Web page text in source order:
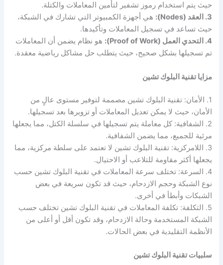
حيث يتم استخدام رموز تشفير لتأمين المعاملات والكتلة.
3. العقد (Nodes):
هي أجهزة الكمبيوتر التي تشارك في الشبكة،
حيث تساعد في تسجيل المعاملات وتأكيدها.
4. التحدي العمل (Proof of Work):
هو نظام يضمن أن المعاملات
تم تسجيلها بشكل صحيح، حيث يتطلب حل مشاكل رياضية معقدة.
مزايا تقنية البلوك تشين
1. الأمان: تقنية البلوك تشين مصممة لتوفير مستوى عالٍ من
الأمان، حيث لا يمكن تعديل المعاملات أو تزويرها بعد تسجيلها.
2. الشفافية: كل معاملة يتم تسجيلها في سلسلة الكتل، مما يجعلها
مرئية للجميع، مما يضمن الشفافية.
3. اللامركزية: تقنية البلوك تشين لا تعتمد على سلطة مركزية، مما
يجعلها أكثر مقاومة للتلاعب أو الاحتيال.
4. السرعة: تختلف سرعة المعاملات في تقنية البلوك تشين حسب
نوع الشبكة وحجم الازدحام، حيث قد تكون سريعة في بعض
الشبكات وأبطأ في أخرى.
5. التكلفة: تكلفة المعاملات في تقنية البلوك تشين تختلف حسب
الشبكة المستخدمة وحالة الازدحام، وقد تكون أقل أو أعلى من
الأنظمة التقليدية في بعض الحالات.
سلبيات تقنية البلوك تشين